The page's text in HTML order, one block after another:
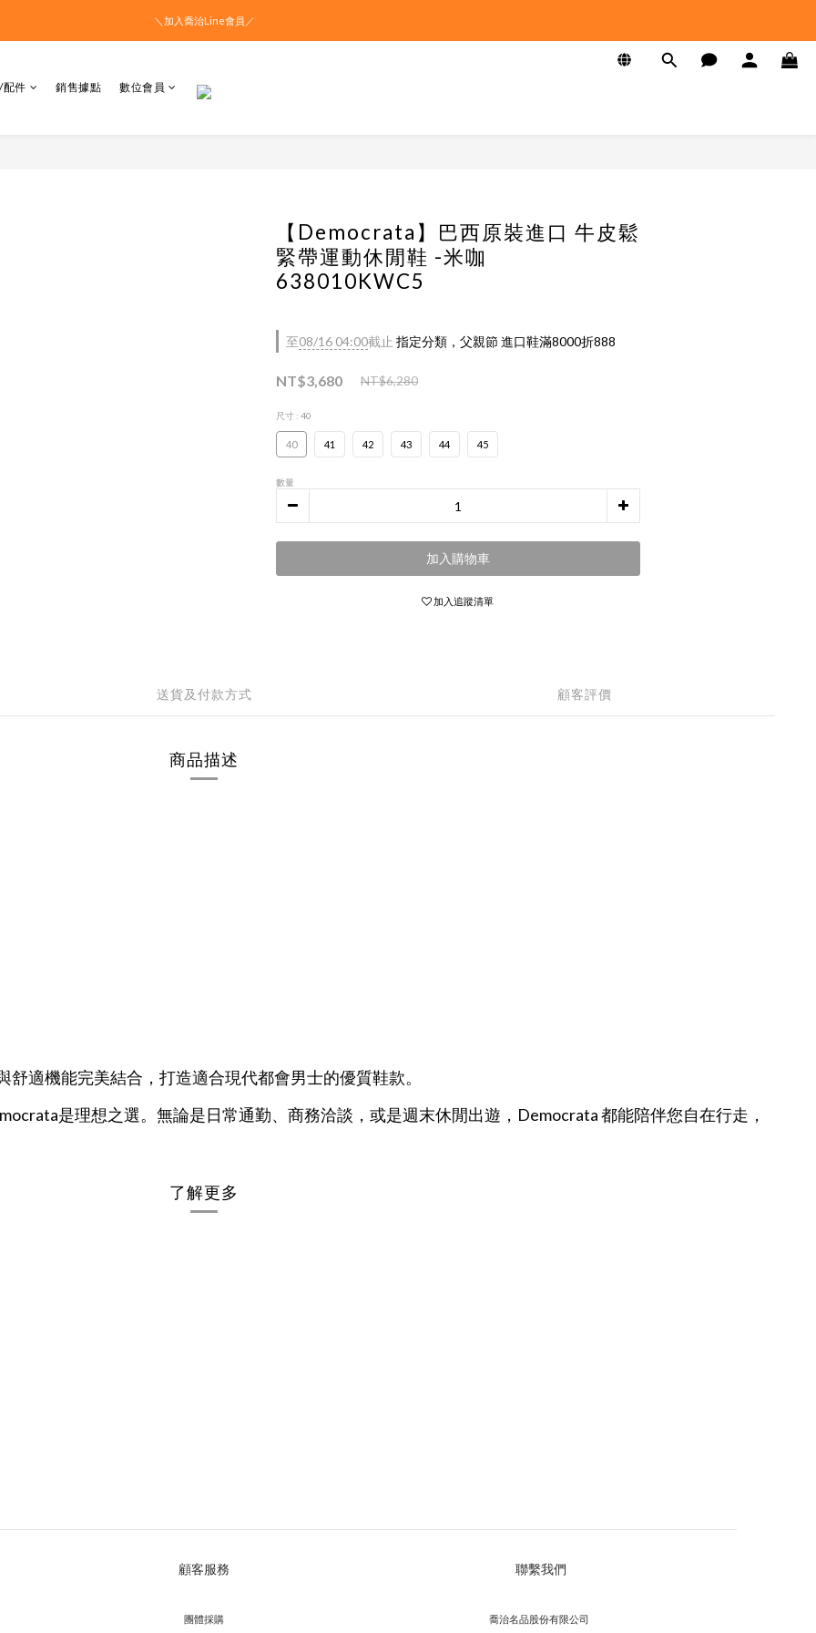
＼加入喬治Line會員／
配件 銷售據點 數位會員
【Democrata】巴西原裝進口 牛皮鬆
緊帶運動休閒鞋 -米咖
638010KWC5
至08/16 04:00截止 指定分類，父親節 進口鞋滿8000折888
NT$3,680 NT$6,280
尺寸 : 40
40 41 42 43 44 45
數量
加入購物車
加入追蹤清單
送貨及付款方式 顧客評價
商品描述
適機能完美結合，打造適合現代都會男士的優質鞋款。
是理想之選。 無論是日常通勤、商務洽談，或是週末休閒出遊，Democrata 都能陪伴您自在行走，
了解更多
顧客服務
團體採購
聯繫我們
喬治名品股份有限公司